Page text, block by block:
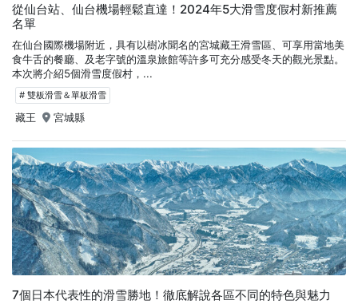
從仙台站、仙台機場輕鬆直達！2024年5大滑雪度假村新推薦
名單
在仙台國際機場附近，具有以樹冰聞名的宮城藏王滑雪區、可享用當地美
食牛舌的餐廳、及老字號的溫泉旅館等許多可充分感受冬天的觀光景點。
本次將介紹5個滑雪度假村，...
# 雙板滑雪＆單板滑雪
藏王 宮城縣
7個日本代表性的滑雪勝地！徹底解說各區不同的特色與魅力